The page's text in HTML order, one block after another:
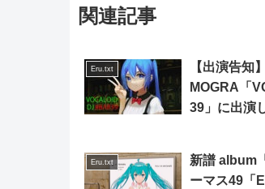
関連記事
Eru.txt
【出演告知
MOGRA「
39」に出演
Eru.txt
新譜 album
ーマス49「